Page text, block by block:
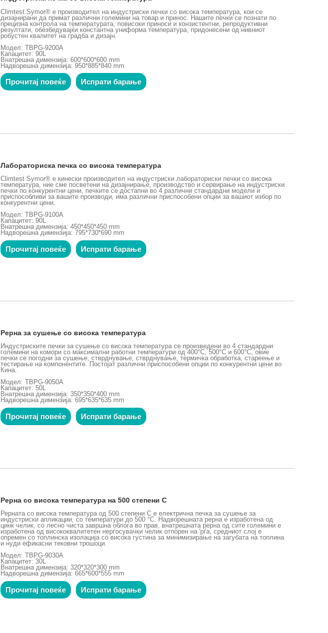
Climtest Symor® е производител на индустриски печки со висока температура, кои се
дизајнирани да примат различни големини на товар и принос. Нашите печки се познати по
прецизна контрола на температурата, повисоки приноси и конзистентни, репродуктивни
резултати, обезбедувајќи константна униформа температура, придонесени од нивниот
робустен квалитет на градба и дизајн.
Модел: TBPG-9200A
Капацитет: 90L
Внатрешна димензија: 600*600*600 mm
Надворешна димензија: 950*885*840 mm
Прочитај повеќе Испрати барање
Лабораториска печка со висока температура
Climtest Symor® е кинески производител на индустриски лабораториски печки со висока
температура, ние сме посветени на дизајнирање, производство и сервирање на индустриски
печки по конкурентни цени, печките се достапни во 4 различни стандардни модели и
приспособливи за вашите производи, има различни приспособени опции за вашиот избор по
конкурентни цени.
Модел: TBPG-9100A
Капацитет: 90L
Внатрешна димензија: 450*450*450 mm
Надворешна димензија: 795*730*690 mm
Прочитај повеќе Испрати барање
Рерна за сушење со висока температура
Индустриските печки за сушење со висока температура се произведени во 4 стандардни
големини на комори со максимални работни температури од 400°C, 500°C и 600°C, овие
печки се погодни за сушење, стврднување, стврднување, термичка обработка, стареење и
тестирање на компонентите. Постојат различни приспособени опции по конкурентни цени во
Кина.
Модел: TBPG-9050A
Капацитет: 50L
Внатрешна димензија: 350*350*400 mm
Надворешна димензија: 695*635*635 mm
Прочитај повеќе Испрати барање
Рерна со висока температура на 500 степени C
Рерната со висока температура од 500 степени C е електрична печка за сушење за
индустриски апликации, со температури до 500 °C. Надворешната рерна е изработена од
цинк челик, со лесно чиста завршна облога во прав, внатрешната рерна од сите големини е
изработена од висококвалитетен нерѓосувачки челик отпорен на 'рѓа, средниот слој е
опремен со топлинска изолација со висока густина за минимизирање на загубата на топлина
и нуди ефикасни тековни трошоци.
Модел: TBPG-9030A
Капацитет: 30L
Внатрешна димензија: 320*320*300 mm
Надворешна димензија: 665*600*555 mm
Прочитај повеќе Испрати барање